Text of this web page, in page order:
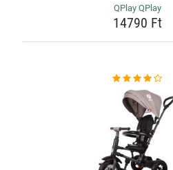
QPlay QPlay
14790 Ft